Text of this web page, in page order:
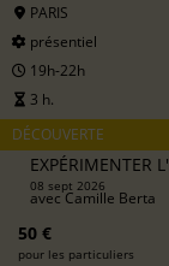
PARIS
présentiel
19h-22h
3 h.
DÉCOUVERTE
EXPÉRIMENTER
08 sept 2026
avecCamille Berta
50 €
pour les particuliers